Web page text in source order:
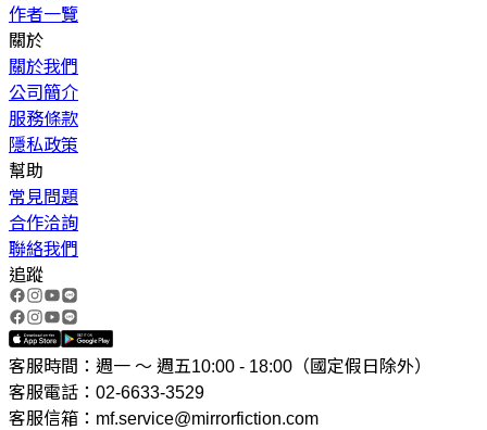
作者一覽
關於
關於我們
公司簡介
服務條款
隱私政策
幫助
常見問題
合作洽詢
聯絡我們
追蹤
客服時間：週一 ～ 週五10:00 - 18:00（國定假日除外）
客服電話：02-6633-3529
客服信箱：mf.service@mirrorfiction.com